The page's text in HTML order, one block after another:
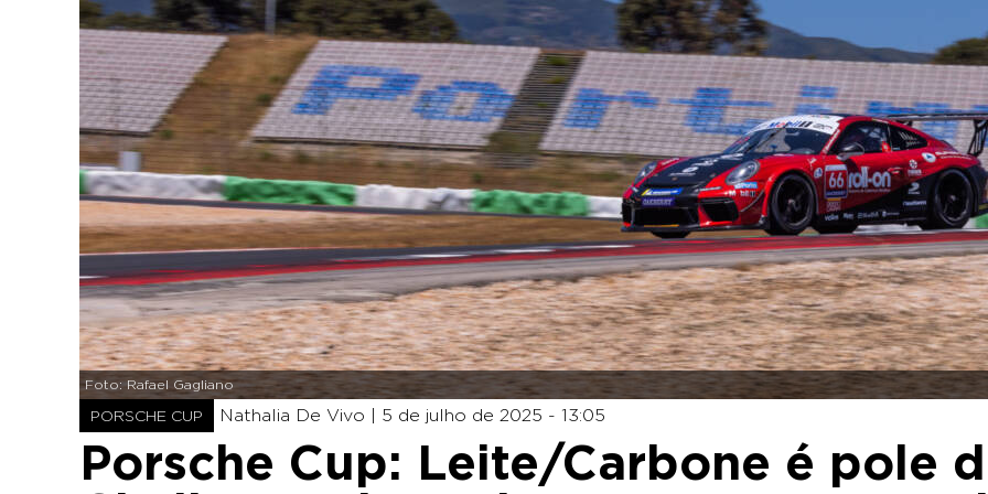
Foto: Rafael Gagliano
PORSCHE CUP Nathalia De Vivo | 5 de julho de 2025 - 13:05
Porsche Cup: Leite/Carbone é pole